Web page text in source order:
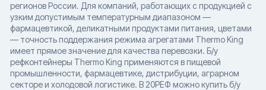
регионов России. Для компаний, работающих с продукцией с
узким допустимым температурным диапазоном —
фармацевтикой, деликатными продуктами питания, цветами
— точность поддержания режима агрегатами Thermo King
имеет прямое значение для качества перевозки. Б/у
рефконтейнеры Thermo King применяются в пищевой
промышленности, фармацевтике, дистрибуции, аграрном
секторе и холодовой логистике. В 20РЕФ можно купить б/у